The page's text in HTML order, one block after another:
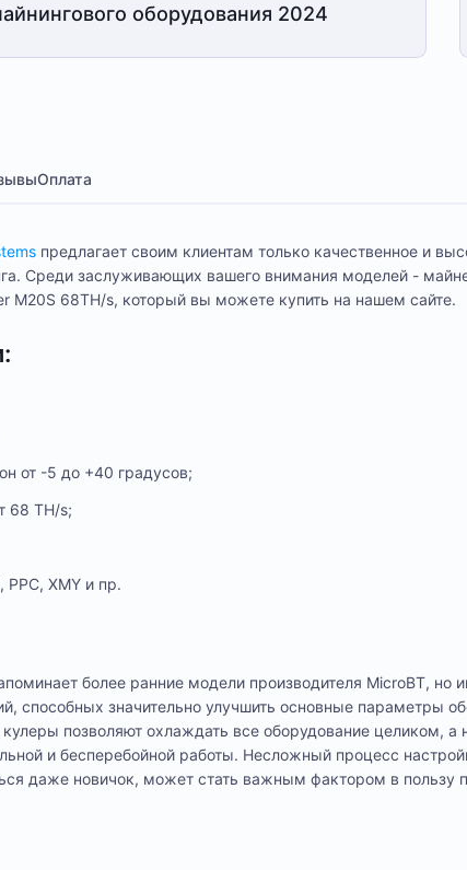
оборудования 2024
Оплата
предлагает своим клиентам только качественное и
Среди заслуживающих вашего внимания моделей -
M20S 68TH/s, который вы можете купить на нашем сайте.
от -5 до +40 градусов;
68 TH/s;
PPC, XMY и пр.
более ранние модели производителя MicroBT, но
способных значительно улучшить основные параметры
позволяют охлаждать все оборудование целиком, а
и бесперебойной работы. Несложный процесс
даже новичок, может стать важным фактором в пользу